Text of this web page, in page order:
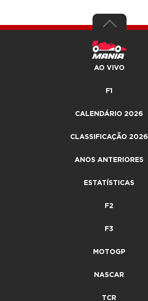
AO VIVO
F1
CALENDÁRIO 2026
CLASSIFICAÇÃO 2026
ANOS ANTERIORES
ESTATÍSTICAS
F2
F3
MOTOGP
NASCAR
TCR